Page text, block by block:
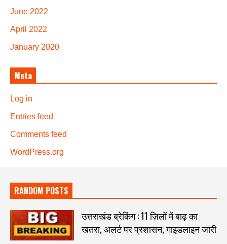
June 2022
April 2022
January 2020
Meta
Log in
Entries feed
Comments feed
WordPress.org
RANDOM POSTS
उत्तराखंड ब्रेकिंग : 11 ज़िलों में बाढ़ का
खतरा, अलर्ट पर प्रशासन, गाइडलाइन जारी